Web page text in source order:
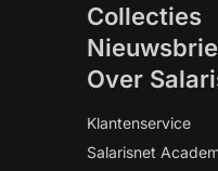
Collecties
Over
Klantenservice
Salarisnet